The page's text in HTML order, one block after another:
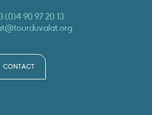
(0)4 90 97 20 13
CONTACT